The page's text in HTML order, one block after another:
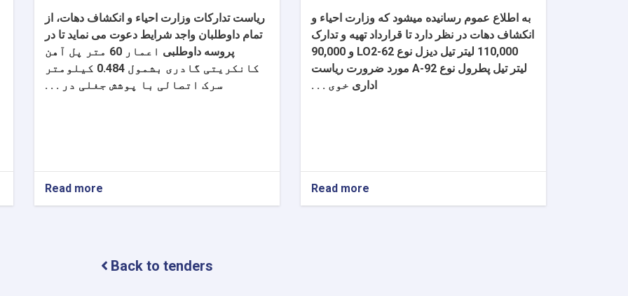
ریاست تدارکات وزارت احیاء و انکشاف دهات، از
تمام داوطلبان واجد شرایط دعوت می نماید تا در
پروسه داوطلبی
اعمار 60 متر پل آهن
کانکریتی گادری بشمول 0.484 کیلومتر
سرک اتصالی با پوشش جغلی در . . .
Read more
اعلان
به اطلاع عموم رسانیده میشود که وزارت احیاء و
انکشاف دهات در نظر دارد تا قراردادتهیه و تدارک
110,000 لیتر تیل دیزل نوع LO2-62 و 90,000
لیتر تیل پطرول نوع A-92
مورد ضرورت ریاست
اداری خوی . . .
Read more
اطلاعیه
Back to tenders